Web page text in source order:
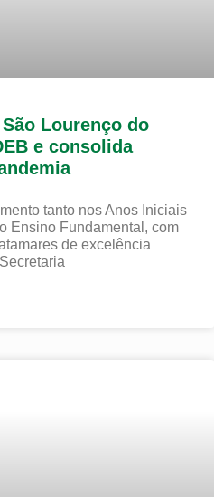
Lourenço do
e consolida
tanto nos Anos Iniciais
Ensino Fundamental, com
de excelência